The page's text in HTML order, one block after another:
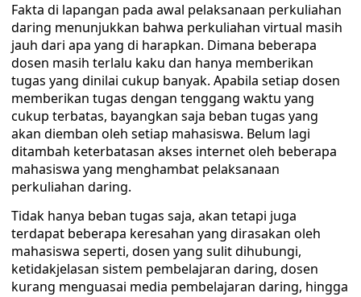
Fakta di lapangan pada awal pelaksanaan perkuliahan
daring menunjukkan bahwa perkuliahan virtual masih
jauh dari apa yang di harapkan. Dimana beberapa
dosen masih terlalu kaku dan hanya memberikan
tugas yang dinilai cukup banyak. Apabila setiap dosen
memberikan tugas dengan tenggang waktu yang
cukup terbatas, bayangkan saja beban tugas yang
akan diemban oleh setiap mahasiswa. Belum lagi
ditambah keterbatasan akses internet oleh beberapa
mahasiswa yang menghambat pelaksanaan
perkuliahan daring.
Tidak hanya beban tugas saja, akan tetapi juga
terdapat beberapa keresahan yang dirasakan oleh
mahasiswa seperti, dosen yang sulit dihubungi,
ketidakjelasan sistem pembelajaran daring, dosen
kurang menguasai media pembelajaran daring, hingga